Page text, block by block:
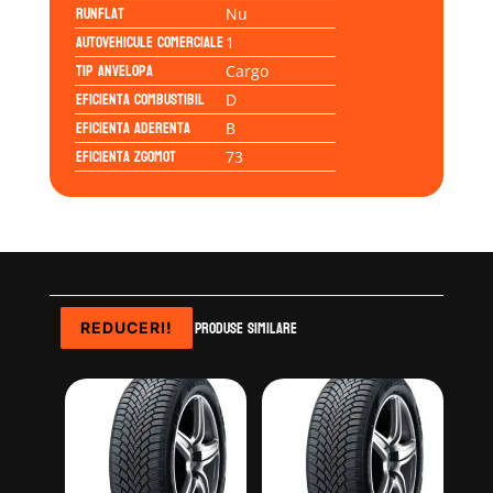
Runflat Nu
Autovehicule comerciale1
Tip anvelopa Cargo
Eficienta Combustibil D
Eficienta Aderenta B
Eficienta Zgomot 73
Produse similare
REDUCERI!
REDUCERI!
REDUCERI!
REDUCERI!